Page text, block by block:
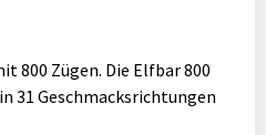
800 Zügen. Die Elfbar 800
31 Geschmacksrichtungen